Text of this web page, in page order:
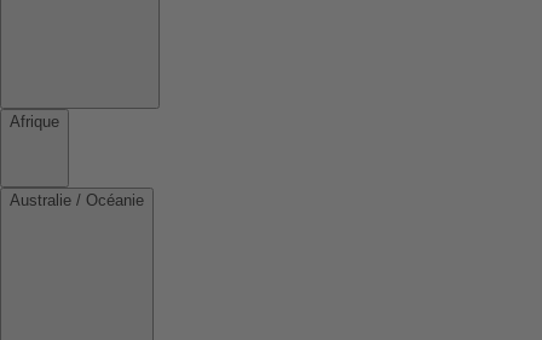
Afrique
Australie / Océanie